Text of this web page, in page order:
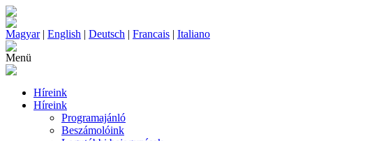
Magyar| English | Deutsch | Francais | Italiano
Menü
Híreink
Híreink
Programajánló
Beszámolóink